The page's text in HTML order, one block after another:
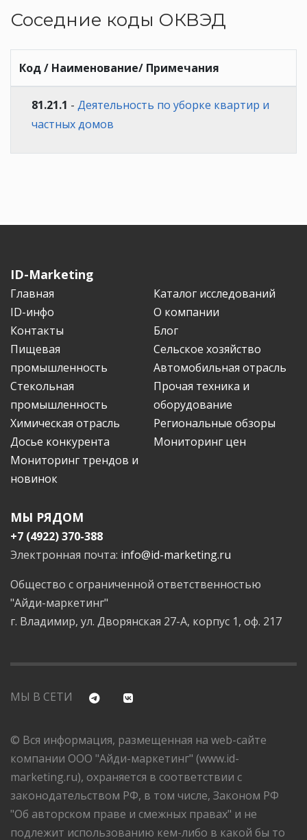
Соседние коды ОКВЭД
Код / Наименование/ Примечания
81.21.1 - Деятельность по уборке квартир и
частных домов
ID-Marketing
Главная
Каталог исследований
ID-инфо
О компании
Контакты
Блог
Пищевая
промышленность
Сельское хозяйство
Автомобильная отрасль
Стекольная
промышленность
Прочая техника и
оборудование
Химическая отрасль
Региональные обзоры
Досье конкурента
Мониторинг цен
Мониторинг трендов и
новинок
МЫ РЯДОМ
+7 (4922) 370-388
Электронная почта: info@id-marketing.ru
Общество с ограниченной ответственностью
"Айди-маркетинг"
г. Владимир, ул. Дворянская 27-А, корпус 1, оф. 217
МЫ В СЕТИ
© Вся информация, размещенная на web-сайте
компании ООО "Айди-маркетинг" (www.id-
marketing.ru), охраняется в соответствии с
законодательством РФ, в том числе, Законом РФ
"Об авторском праве и смежных правах" и не
подлежит использованию кем-либо в какой бы то